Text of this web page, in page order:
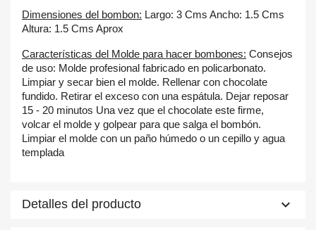
Añadir a la lista de deseos
add_circle_outline Create new list
Crear lista de deseos
Nombre de la lista de deseos
Cancelar Crear lista de deseos
Iniciar sesión
Debe iniciar sesión para guardar productos en su lista de
deseos.
Cancelar Iniciar sesión
Dimensiones del bombon: Largo: 3 Cms Ancho: 1.5 Cms
Altura: 1.5 Cms Aprox
Características del Molde para hacer bombones: Consejos
de uso: Molde profesional fabricado en policarbonato.
Limpiar y secar bien el molde. Rellenar con chocolate
fundido. Retirar el exceso con una espátula. Dejar reposar
15 - 20 minutos Una vez que el chocolate este firme,
volcar el molde y golpear para que salga el bombón.
Limpiar el molde con un paño húmedo o un cepillo y agua
templada
Detalles del producto keyboard_arrow_down